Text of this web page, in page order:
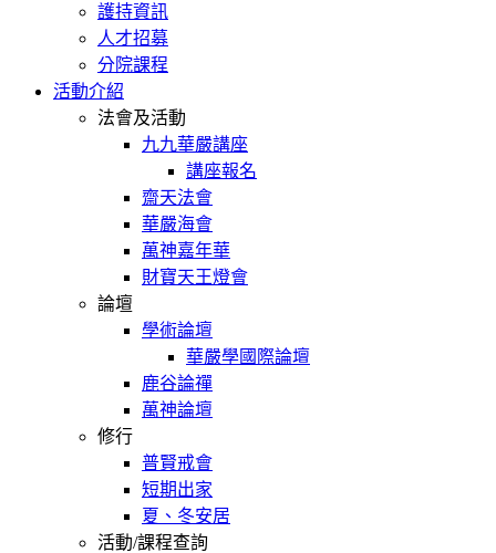
護持資訊
人才招募
分院課程
活動介紹
法會及活動
九九華嚴講座
講座報名
齋天法會
華嚴海會
萬神嘉年華
財寶天王燈會
論壇
學術論壇
華嚴學國際論壇
鹿谷論禪
萬神論壇
修行
普賢戒會
短期出家
夏、冬安居
活動/課程查詢